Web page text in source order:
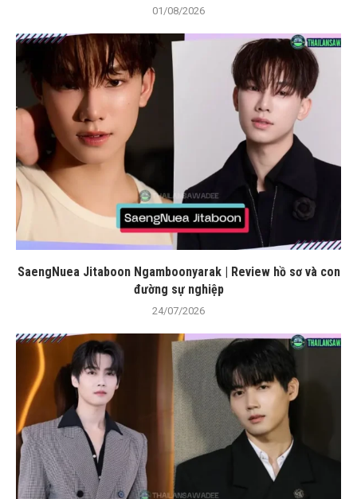
01/08/2026
SaengNuea Jitaboon Ngamboonyarak | Review hồ sơ và con
đường sự nghiệp
24/07/2026